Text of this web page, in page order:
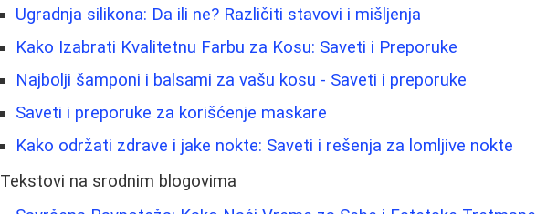
Ugradnja silikona: Da ili ne? Različiti stavovi i mišljenja
Kako Izabrati Kvalitetnu Farbu za Kosu: Saveti i Preporuke
Najbolji šamponi i balsami za vašu kosu - Saveti i preporuke
Saveti i preporuke za korišćenje maskare
Kako održati zdrave i jake nokte: Saveti i rešenja za lomljive nokte
Tekstovi na srodnim blogovima